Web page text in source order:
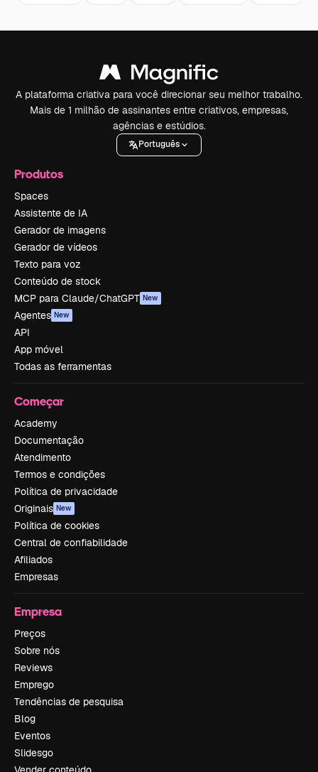
A plataforma criativa para você direcionar seu melhor trabalho.
Mais de 1 milhão de assinantes entre criativos, empresas,
agências e estúdios.
Português
Produtos
Spaces
Assistente de IA
Gerador de imagens
Gerador de vídeos
Texto para voz
Conteúdo de stock
MCP para Claude/ChatGPT New
Agentes New
API
App móvel
Todas as ferramentas
Começar
Academy
Documentação
Atendimento
Termos e condições
Política de privacidade
Originais New
Política de cookies
Central de confiabilidade
Afiliados
Empresas
Empresa
Preços
Sobre nós
Reviews
Emprego
Tendências de pesquisa
Blog
Eventos
Slidesgo